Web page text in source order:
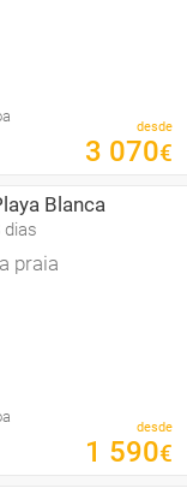
desde
3 070€
Blanca
dias
praia
desde
1 590€